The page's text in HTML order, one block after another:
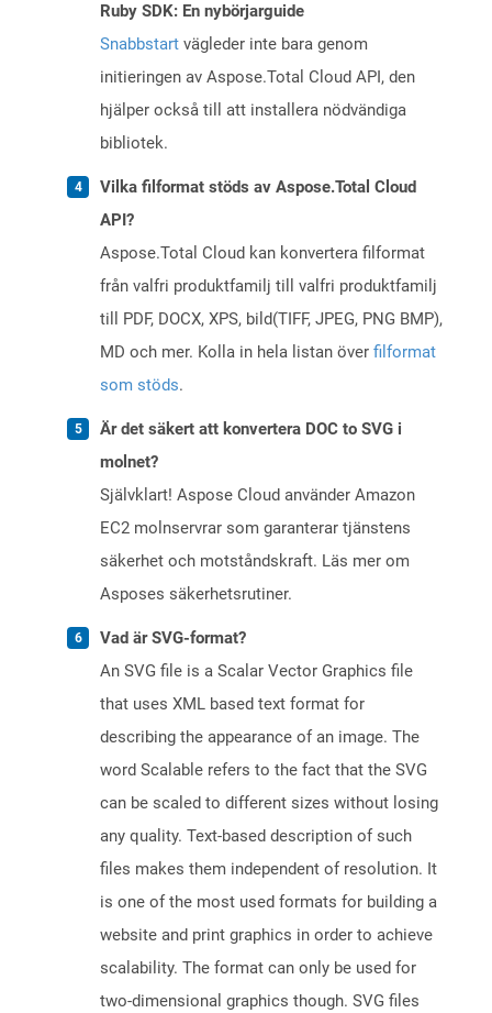
Ruby SDK: En nybörjarguide
Snabbstart vägleder inte bara genom
initieringen av Aspose.Total Cloud API, den
hjälper också till att installera nödvändiga
bibliotek.
Vilka filformat stöds av Aspose.Total Cloud
API?
Aspose.Total Cloud kan konvertera filformat
från valfri produktfamilj till valfri produktfamilj
till PDF, DOCX, XPS, bild(TIFF, JPEG, PNG BMP),
MD och mer. Kolla in hela listan över filformat
som stöds.
Är det säkert att konvertera DOC to SVG i
molnet?
Självklart! Aspose Cloud använder Amazon
EC2 molnservrar som garanterar tjänstens
säkerhet och motståndskraft. Läs mer om
Asposes säkerhetsrutiner.
Vad är SVG-format?
An SVG file is a Scalar Vector Graphics file
that uses XML based text format for
describing the appearance of an image. The
word Scalable refers to the fact that the SVG
can be scaled to different sizes without losing
any quality. Text-based description of such
files makes them independent of resolution. It
is one of the most used formats for building a
website and print graphics in order to achieve
scalability. The format can only be used for
two-dimensional graphics though. SVG files